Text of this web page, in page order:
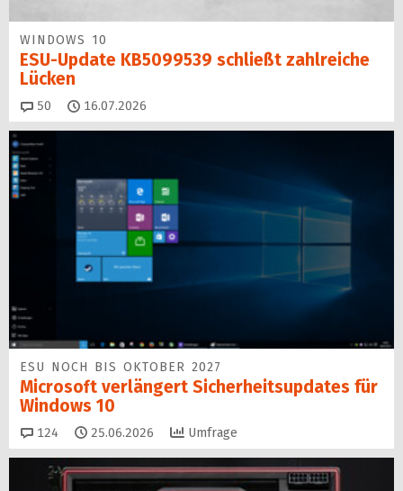
WINDOWS 10
ESU-Update KB5099539 schließt zahlreiche
Lücken
50 Kommentare
16.07.2026
ESU NOCH BIS OKTOBER 2027
Microsoft verlängert Sicherheitsupdates für
Windows 10
124 Kommentare
25.06.2026 Umfrage